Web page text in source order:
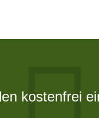
kostenfrei